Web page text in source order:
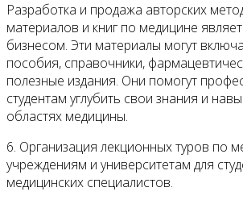
Разработка и продажа авторских
материалов и книг по медицине
бизнесом. Эти материалы могут
пособия, справочники,
полезные издания. Они помогут
студентам углубить свои знания и
областях медицины.
6. Организация лекционных туров по
учреждениям и университетам для
медицинских специалистов.